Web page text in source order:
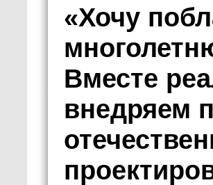
«Хочу
Вместе
внедряем